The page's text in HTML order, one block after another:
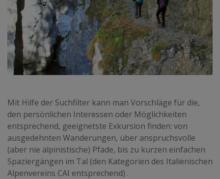
Mit Hilfe der Suchfilter kann man Vorschläge für die,
den persönlichen Interessen oder Möglichkeiten
entsprechend, geeignetste Exkursion finden: von
ausgedehnten Wanderungen, über anspruchsvolle
(aber nie alpinistische) Pfade, bis zu kurzen einfachen
Spaziergängen im Tal (den Kategorien des Italienischen
Alpenvereins CAI entsprechend) .